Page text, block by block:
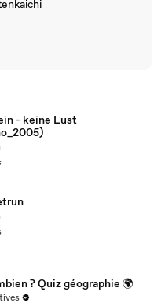
- keine Lust
? Quiz géographie 🌍